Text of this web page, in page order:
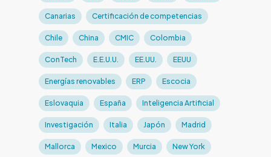
Canarias Certificación de competencias
Chile China CMIC Colombia
ConTech E.E.U.U. EE.UU. EEUU
Energías renovables ERP Escocia
Eslovaquia España Inteligencia Artificial
Investigación Italia Japón Madrid
Mallorca Mexico Murcia New York